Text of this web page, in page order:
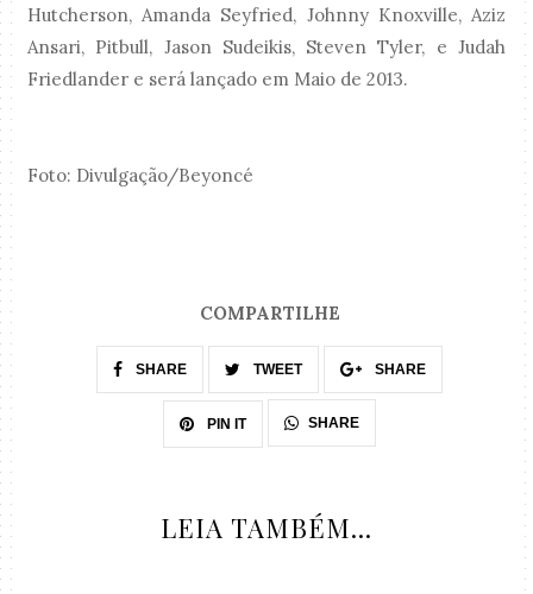
Hutcherson, Amanda Seyfried, Johnny Knoxville, Aziz
Ansari, Pitbull, Jason Sudeikis, Steven Tyler, e Judah
Friedlander e será lançado em Maio de 2013.
Foto: Divulgação/Beyoncé
COMPARTILHE
SHARE TWEET SHARE
PIN IT SHARE
LEIA TAMBÉM...